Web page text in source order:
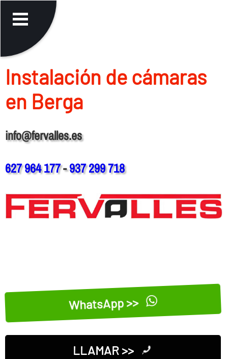
Instalación de cámaras
en Berga
info@fervalles.es
627 964 177-937 299 718
WhatsApp >>
LLAMAR >>